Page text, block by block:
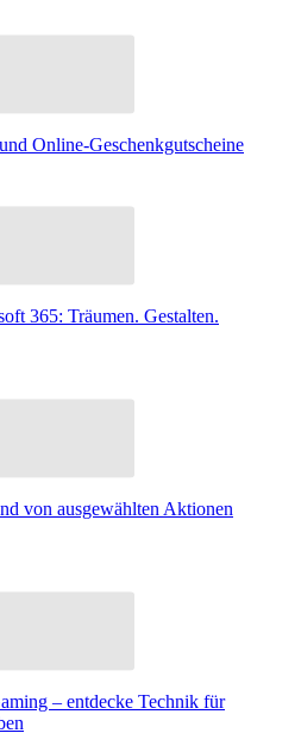
Online-Geschenkgutscheine
365: Träumen. Gestalten.
von ausgewählten Aktionen
– entdecke Technik für